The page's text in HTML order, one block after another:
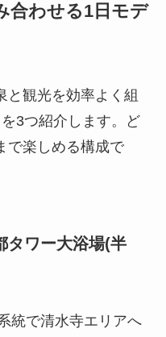
合わせる1日モデ
と観光を効率よく組
3つ紹介します。ど
で楽しめる構成で
タワー大浴場(半
統で清水寺エリアへ